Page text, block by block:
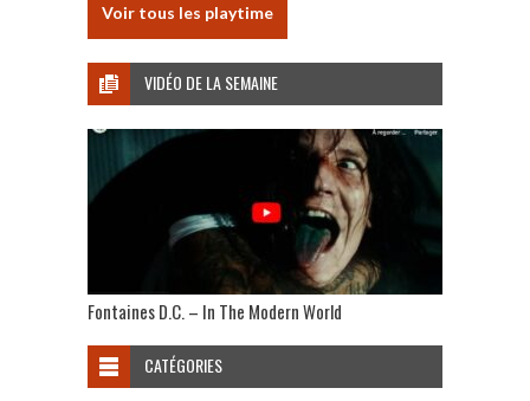
Voir tous les playtime
VIDÉO DE LA SEMAINE
Fontaines D.C. – In The Modern World
CATÉGORIES